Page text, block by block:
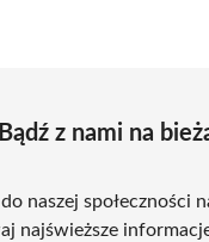
Bądź z nami na
do naszej społeczności
najświeższe